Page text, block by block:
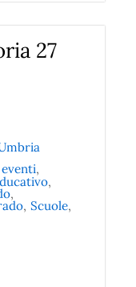
27
,
,
,
, Scuole,